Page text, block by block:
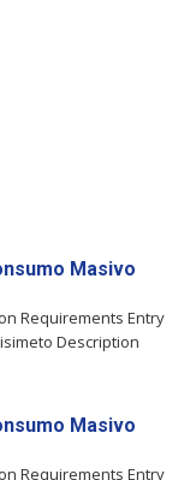
Masivo
Requirements Entry
Description
Masivo
Requirements Entry